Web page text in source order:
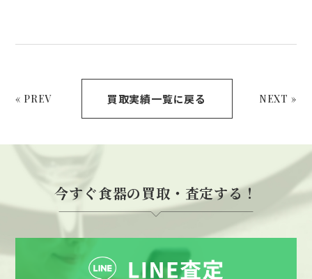
« PREV 買取実績一覧に戻る NEXT »
今すぐ食器の買取・査定する！